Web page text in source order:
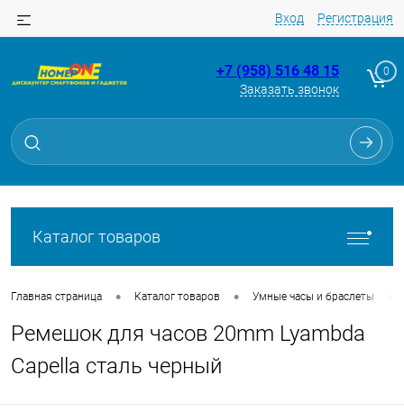
Вход Регистрация
+7 (958) 516 48 15
Заказать звонок
0
Каталог товаров
Главная страница • Каталог товаров • Умные часы и браслеты
Ремешок для часов 20mm Lyambda
Capella сталь черный
Для клиентов всех банков
Разбейте
без переплат
Сегодня